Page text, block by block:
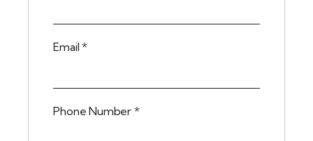
Email*
Phone Number *